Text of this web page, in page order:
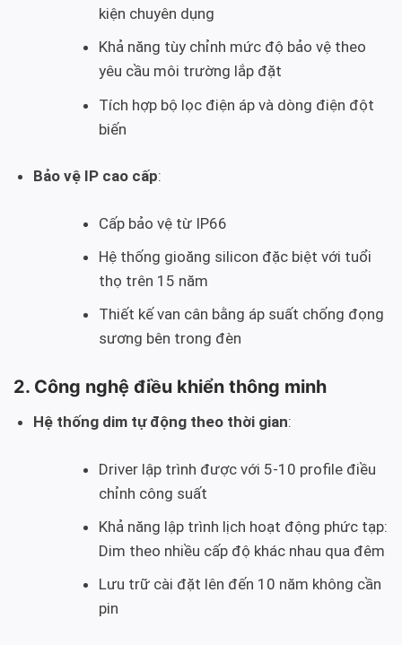
kiện chuyên dụng
Khả năng tùy chỉnh mức độ bảo vệ theo
yêu cầu môi trường lắp đặt
Tích hợp bộ lọc điện áp và dòng điện đột
biến
Bảo vệ IP cao cấp:
Cấp bảo vệ từ IP66
Hệ thống gioăng silicon đặc biệt với tuổi
thọ trên 15 năm
Thiết kế van cân bằng áp suất chống đọng
sương bên trong đèn
2. Công nghệ điều khiển thông minh
Hệ thống dim tự động theo thời gian:
Driver lập trình được với 5-10 profile điều
chỉnh công suất
Khả năng lập trình lịch hoạt động phức tạp:
Dim theo nhiều cấp độ khác nhau qua đêm
Lưu trữ cài đặt lên đến 10 năm không cần
pin